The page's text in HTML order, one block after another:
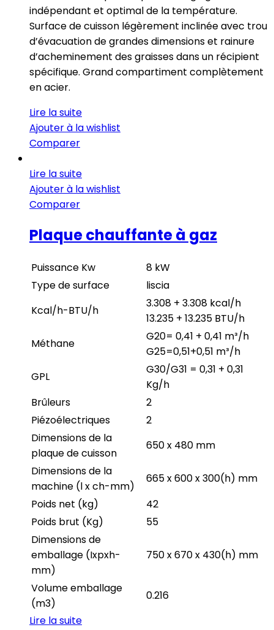
indépendant et optimal de la température.
Surface de cuisson légèrement inclinée avec trou
d’évacuation de grandes dimensions et rainure
d’acheminement des graisses dans un récipient
spécifique. Grand compartiment complètement
en acier.
Lire la suite
Ajouter à la wishlist
Comparer
Lire la suite
Ajouter à la wishlist
Comparer
Plaque chauffante à gaz
Puissance Kw
8 kW
Type de surface
liscia
Kcal/h-BTU/h
3.308 + 3.308 kcal/h
13.235 + 13.235 BTU/h
Méthane
G20= 0,41 + 0,41 m³/h
G25=0,51+0,51 m³/h
GPL
G30/G31 = 0,31 + 0,31
Kg/h
Brûleurs
2
Piézoélectriques
2
Dimensions de la
plaque de cuisson
650 x 480 mm
Dimensions de la
machine (l x ch-mm)
665 x 600 x 300(h) mm
Poids net (kg)
42
Poids brut (Kg)
55
Dimensions de
emballage (Ixpxh-
mm)
750 x 670 x 430(h) mm
Volume emballage
(m3)
0.216
Lire la suite